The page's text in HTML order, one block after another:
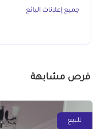
جميع إعلانات البائع
فرص مشابهة
للبيع